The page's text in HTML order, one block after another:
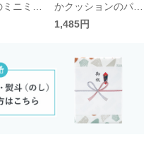
ニミッ
マペペ
かクッションのパド
ルブラシ／マペペ
1,485円